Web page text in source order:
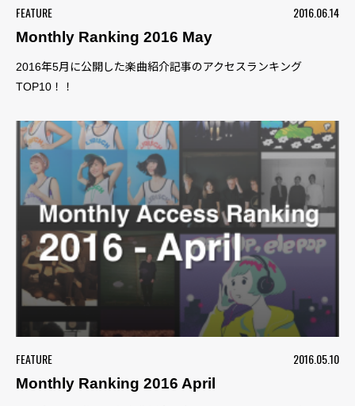
FEATURE
2016.06.14
Monthly Ranking 2016 May
2016年5月に公開した楽曲紹介記事のアクセスランキング
TOP10！！
FEATURE
2016.05.10
Monthly Ranking 2016 April